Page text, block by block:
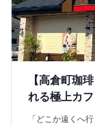
【高倉町珈
れる極上カ
「どこか遠くへ